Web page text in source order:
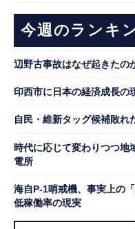
今週のランキ
辺野古事故はなぜ起きたの
印西市に日本の経済成長の
自民・維新タッグ候補敗れ
時代に応じて変わりつつ地
電所
海自P-1哨戒機、事実上の
低稼働率の現実